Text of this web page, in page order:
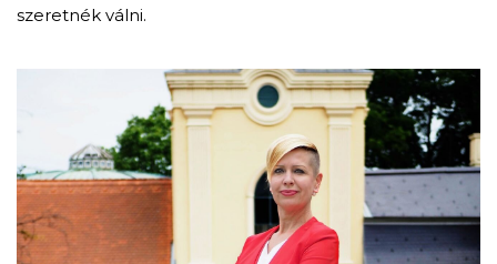
szeretnék válni.